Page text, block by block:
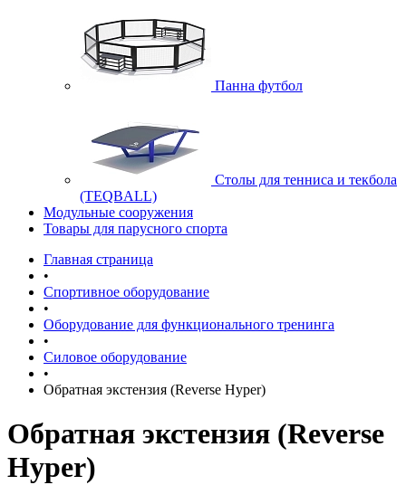
Панна футбол
Cтолы для тенниса и текбола
(TEQBALL)
Модульные сооружения
Товары для парусного спорта
Главная страница
•
Спортивное оборудование
•
Оборудование для функционального тренинга
•
Силовое оборудование
•
Обратная экстензия (Reverse Hyper)
Обратная экстензия (Reverse
Hyper)